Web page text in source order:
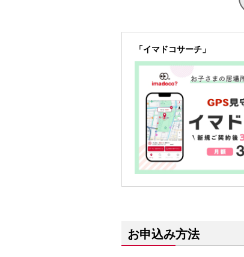
「イマドコサーチ」
お申込み方法